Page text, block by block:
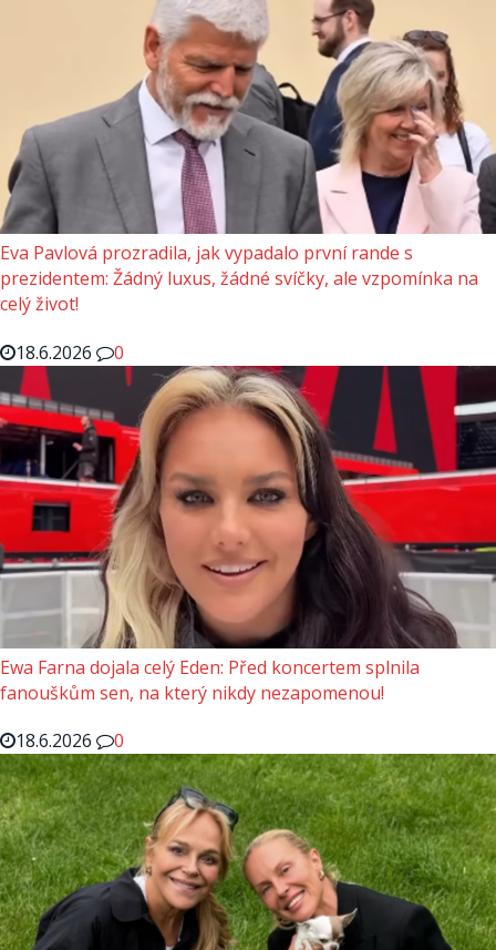
Eva Pavlová prozradila, jak vypadalo první rande s
prezidentem: Žádný luxus, žádné svíčky, ale vzpomínka na
celý život!
18.6.2026
0
Ewa Farna dojala celý Eden: Před koncertem splnila
fanouškům sen, na který nikdy nezapomenou!
18.6.2026
0